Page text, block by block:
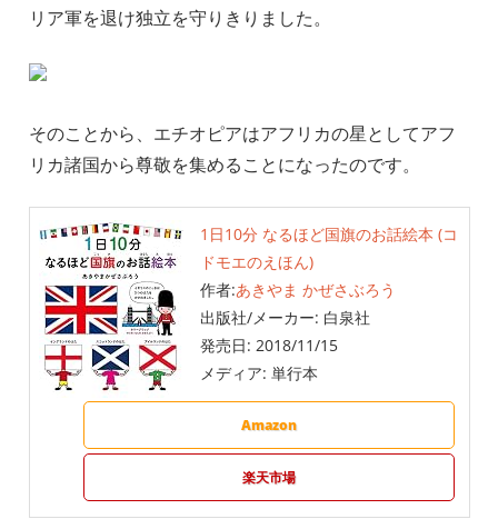
リア軍を退け独立を守りきりました。
そのことから、エチオピアはアフリカの星としてアフ
リカ諸国から尊敬を集めることになったのです。
1日10分 なるほど国旗のお話絵本 (コ
ドモエのえほん)
作者:あきやま かぜさぶろう
出版社/メーカー: 白泉社
発売日: 2018/11/15
メディア: 単行本
Amazon
楽天市場